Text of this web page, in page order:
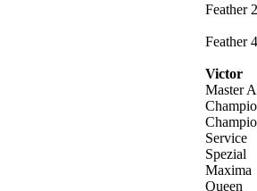
Feather 2
Feather 4
Victor
Master
Service
Spezial
Maxima
Queen